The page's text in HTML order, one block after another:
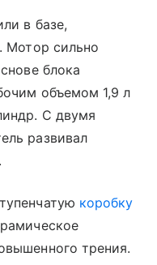
в базе,
Мотор сильно
блока
объемом 1,9 л
С двумя
развивал
коробку
трения.